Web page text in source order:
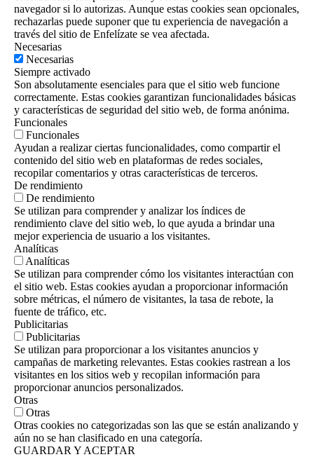
navegador si lo autorizas. Aunque estas cookies sean opcionales,
rechazarlas puede suponer que tu experiencia de navegación a
través del sitio de Enfelízate se vea afectada.
Necesarias
Necesarias
Siempre activado
Son absolutamente esenciales para que el sitio web funcione
correctamente. Estas cookies garantizan funcionalidades básicas
y características de seguridad del sitio web, de forma anónima.
Funcionales
Funcionales
Ayudan a realizar ciertas funcionalidades, como compartir el
contenido del sitio web en plataformas de redes sociales,
recopilar comentarios y otras características de terceros.
De rendimiento
De rendimiento
Se utilizan para comprender y analizar los índices de
rendimiento clave del sitio web, lo que ayuda a brindar una
mejor experiencia de usuario a los visitantes.
Analíticas
Analíticas
Se utilizan para comprender cómo los visitantes interactúan con
el sitio web. Estas cookies ayudan a proporcionar información
sobre métricas, el número de visitantes, la tasa de rebote, la
fuente de tráfico, etc.
Publicitarias
Publicitarias
Se utilizan para proporcionar a los visitantes anuncios y
campañas de marketing relevantes. Estas cookies rastrean a los
visitantes en los sitios web y recopilan información para
proporcionar anuncios personalizados.
Otras
Otras
Otras cookies no categorizadas son las que se están analizando y
aún no se han clasificado en una categoría.
GUARDAR Y ACEPTAR